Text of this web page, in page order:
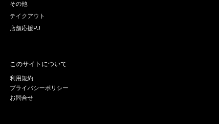
その他
テイクアウト
店舗応援PJ
このサイトについて
利用規約
プライバシーポリシー
お問合せ